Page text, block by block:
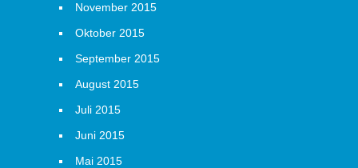
November 2015
Oktober 2015
September 2015
August 2015
Juli 2015
Juni 2015
Mai 2015